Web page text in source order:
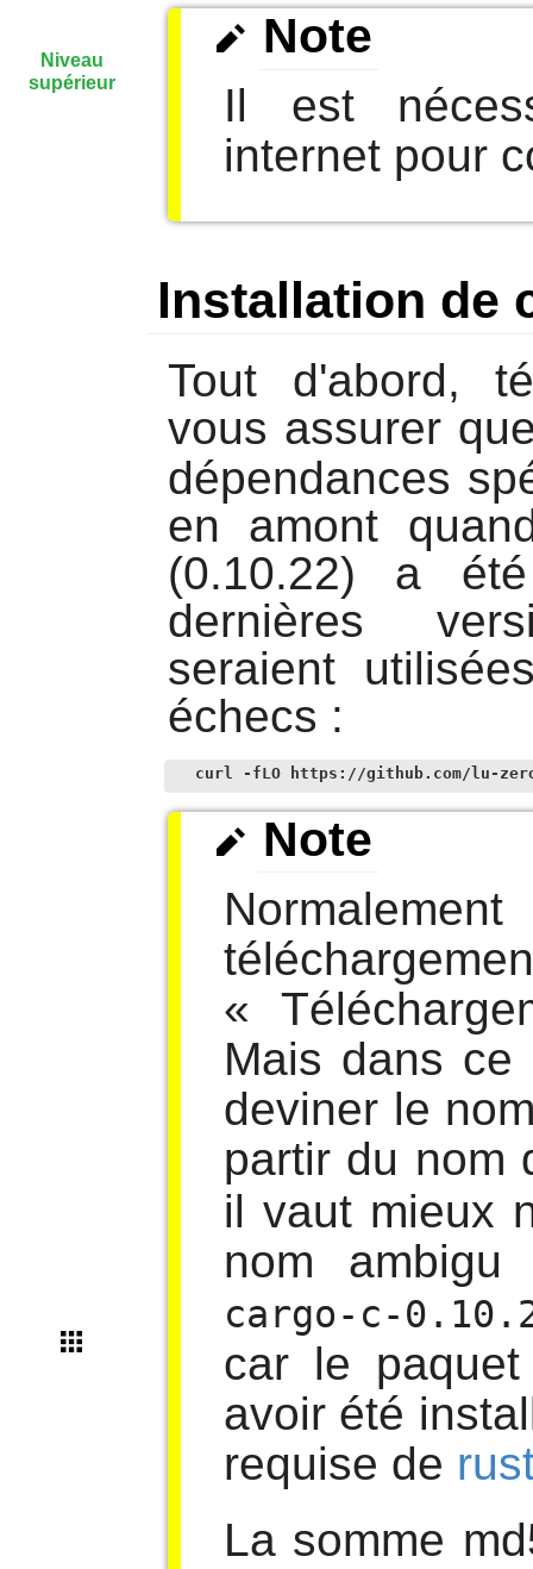
Note
Il est
internet pour
Installation de
Tout d'abord,
vous assurer
dépendances
en amont
(0.10.22) a
dernières
seraient
échecs :
curl -fLO https://github.com/lu-
Note
«
Mais dans
deviner le
partir du nom
il vaut mieux
nom
cargo-c-
car le
avoir été
requise de
La somme
Niveau
supérieur